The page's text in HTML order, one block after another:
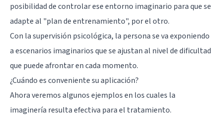
posibilidad de controlar ese entorno imaginario para que se
adapte al "plan de entrenamiento", por el otro.
Con la supervisión psicológica, la persona se va exponiendo
a escenarios imaginarios que se ajustan al nivel de dificultad
que puede afrontar en cada momento.
¿Cuándo es conveniente su aplicación?
Ahora veremos algunos ejemplos en los cuales la
imaginería resulta efectiva para el tratamiento.